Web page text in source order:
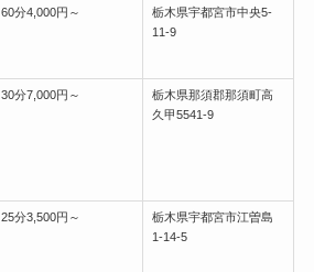
60分4,000円～
栃木県宇都宮市中央5-
11-9
30分7,000円～
栃木県那須郡那須町高
久甲5541-9
25分3,500円～
栃木県宇都宮市江曽島
1-14-5